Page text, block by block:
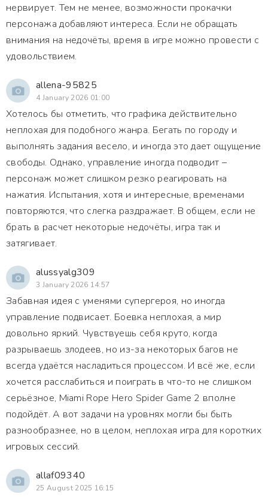
нервирует. Тем не менее, возможности прокачки
персонажа добавляют интереса. Если не обращать
внимания на недочёты, время в игре можно провести с
удовольствием.
allena-95825
4 January 2026 01:00
Хотелось бы отметить, что графика действительно
неплохая для подобного жанра. Бегать по городу и
выполнять задания весело, и иногда это дает ощущение
свободы. Однако, управление иногда подводит –
персонаж может слишком резко реагировать на
нажатия. Испытания, хотя и интересные, временами
повторяются, что слегка раздражает. В общем, если не
брать в расчет некоторые недочёты, игра так и
затягивает.
alussyalg309
3 January 2026 14:57
Забавная идея с уменями супергероя, но иногда
управление подвисает. Боевка неплохая, а мир
довольно яркий. Чувствуешь себя круто, когда
разрываешь злодеев, но из-за некоторых багов не
всегда удаётся насладиться процессом. И всё же, если
хочется расслабиться и поиграть в что-то не слишком
серьёзное, Miami Rope Hero Spider Game 2 вполне
подойдёт. А вот задачи на уровнях могли бы быть
разнообразнее, но в целом, неплохая игра для коротких
игровых сессий.
allaf09340
25 August 2025 16:15